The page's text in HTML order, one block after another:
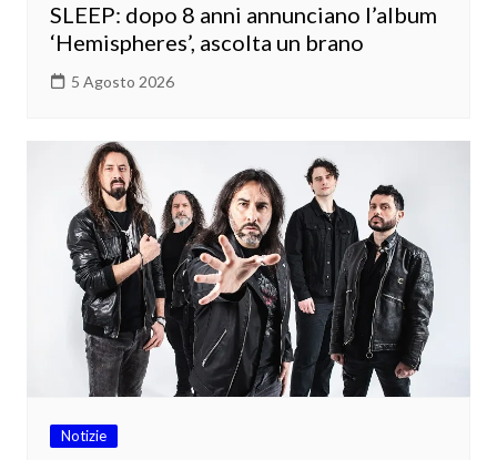
SLEEP: dopo 8 anni annunciano l’album
‘Hemispheres’, ascolta un brano
5 Agosto 2026
Notizie